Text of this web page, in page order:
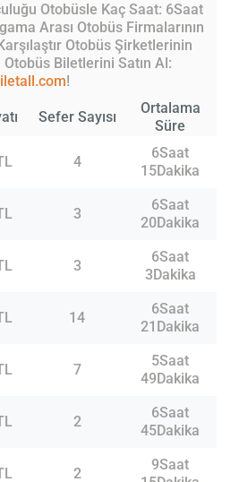
Otobüsle Kaç Saat: 6Saat
Arası Otobüs Firmalarının
Otobüs Şirketlerinin
Biletlerini Satın Al:
!
Sefer Sayısı
Ortalama
Süre
4
6Saat
15Dakika
3
6Saat
20Dakika
3
6Saat
3Dakika
14
6Saat
21Dakika
7
5Saat
49Dakika
2
6Saat
45Dakika
2
9Saat